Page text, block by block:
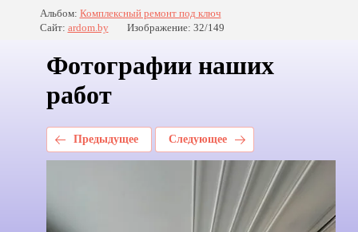
Альбом: Комплексный ремонт под ключ
Сайт: ardom.by Изображение: 32/149
Фотографии наших
работ
Предыдущее Следующее